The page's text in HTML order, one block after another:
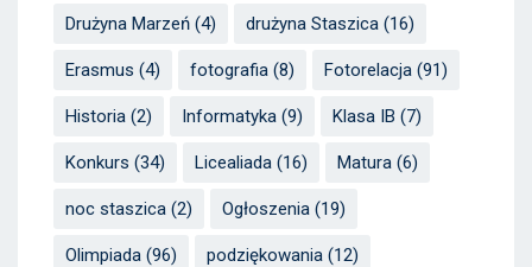
Drużyna Marzeń (4) drużyna Staszica (16)
Erasmus (4) fotografia (8) Fotorelacja (91)
Historia (2) Informatyka (9) Klasa IB (7)
Konkurs (34) Licealiada (16) Matura (6)
noc staszica (2) Ogłoszenia (19)
Olimpiada (96) podziękowania (12)